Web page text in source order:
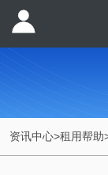
资讯中心>租用帮助